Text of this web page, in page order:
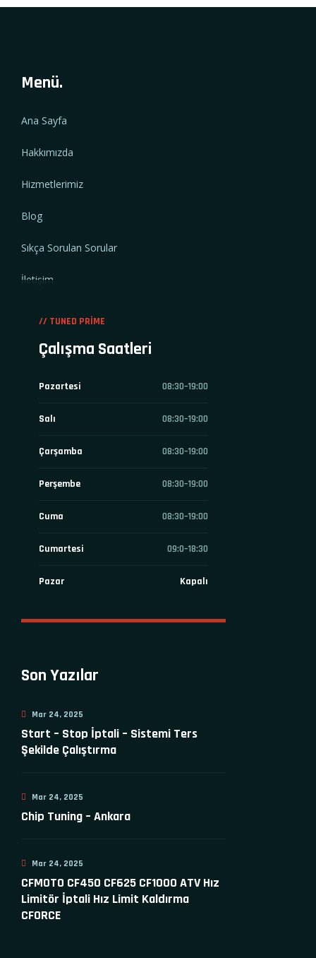
Menü.
Ana Sayfa
Hakkımızda
Hizmetlerimiz
Blog
Sıkça Sorulan Sorular
İletişim
// TUNED PRIME
Çalışma Saatleri
Pazartesi 08:30–19:00
Salı 08:30–19:00
Çarşamba 08:30–19:00
Perşembe 08:30–19:00
Cuma 08:30–19:00
Cumartesi 09:0–18:30
Pazar Kapalı
Son Yazılar
Mar 24, 2025
Start – Stop İptali – Sistemi Ters
Şekilde Çalıştırma
Mar 24, 2025
Chip Tuning – Ankara
Mar 24, 2025
CFMOTO CF450 CF625 CF1000 ATV Hız
Limitör İptali Hız Limit Kaldırma
CFORCE